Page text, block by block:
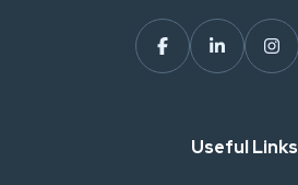
Useful Links